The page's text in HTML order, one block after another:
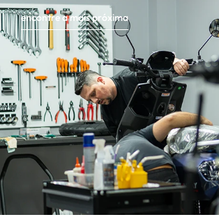
encontre a mais próxima